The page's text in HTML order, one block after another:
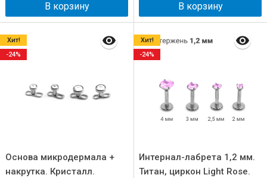
В корзину В корзину
Основа микродермала +
накрутка. Кристалл.
Хит!
-24%
Интернал-лабрета 1,2 мм.
Титан, циркон Light Rose.
Хит!
-24%